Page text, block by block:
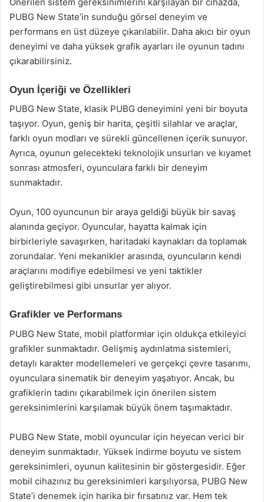
PUBG New State’in sunduğu görsel deneyim ve
performans en üst düzeye çıkarılabilir. Daha akıcı bir oyun
deneyimi ve daha yüksek grafik ayarları ile oyunun tadını
çıkarabilirsiniz.
Oyun İçeriği ve Özellikleri
PUBG New State, klasik PUBG deneyimini yeni bir boyuta
taşıyor. Oyun, geniş bir harita, çeşitli silahlar ve araçlar,
farklı oyun modları ve sürekli güncellenen içerik sunuyor.
Ayrıca, oyunun gelecekteki teknolojik unsurları ve kıyamet
sonrası atmosferi, oyunculara farklı bir deneyim
sunmaktadır.
Oyun, 100 oyuncunun bir araya geldiği büyük bir savaş
alanında geçiyor. Oyuncular, hayatta kalmak için
birbirleriyle savaşırken, haritadaki kaynakları da toplamak
zorundalar. Yeni mekanikler arasında, oyuncuların kendi
araçlarını modifiye edebilmesi ve yeni taktikler
geliştirebilmesi gibi unsurlar yer alıyor.
Grafikler ve Performans
PUBG New State, mobil platformlar için oldukça etkileyici
grafikler sunmaktadır. Gelişmiş aydınlatma sistemleri,
detaylı karakter modellemeleri ve gerçekçi çevre tasarımı,
oyunculara sinematik bir deneyim yaşatıyor. Ancak, bu
grafiklerin tadını çıkarabilmek için önerilen sistem
gereksinimlerini karşılamak büyük önem taşımaktadır.
PUBG New State, mobil oyuncular için heyecan verici bir
deneyim sunmaktadır. Yüksek indirme boyutu ve sistem
gereksinimleri, oyunun kalitesinin bir göstergesidir. Eğer
mobil cihazınız bu gereksinimleri karşılıyorsa, PUBG New
State’i denemek için harika bir fırsatınız var. Hem tek